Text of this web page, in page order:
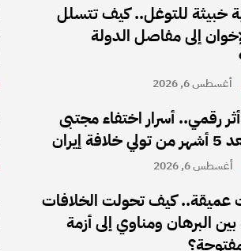
خبيثة للتوغل.. كيف تتسلل
إلى مفاصل الدولة
أغسطس 6, 2026
رقمي.. أسرار اختفاء مجتبى
إيران
أغسطس 6, 2026
عميقة.. كيف تحولت الخلافات
بين البرهان ومناوي إلى أزمة